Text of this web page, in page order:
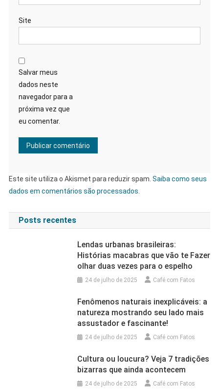
Site
Salvar meus
dados neste
navegador para a
próxima vez que
eu comentar.
Este site utiliza o Akismet para reduzir spam. Saiba como seus
dados em comentários são processados
Posts recentes
Lendas urbanas brasileiras:
Histórias macabras que vão te Fazer
olhar duas vezes para o espelho
24 de julho de 2025 Café com Fatos
Fenômenos naturais inexplicáveis: a
natureza mostrando seu lado mais
assustador e fascinante!
24 de julho de 2025 Café com Fatos
Cultura ou loucura? Veja 7 tradições
bizarras que ainda acontecem
24 de julho de 2025 Café com Fatos